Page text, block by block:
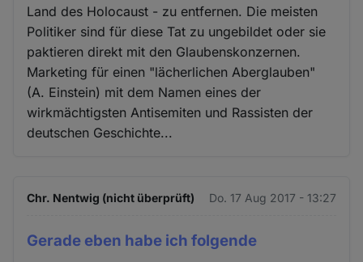
Land des Holocaust - zu entfernen. Die meisten
Politiker sind für diese Tat zu ungebildet oder sie
paktieren direkt mit den Glaubenskonzernen.
Marketing für einen "lächerlichen Aberglauben"
(A. Einstein) mit dem Namen eines der
wirkmächtigsten Antisemiten und Rassisten der
deutschen Geschichte...
Chr. Nentwig (nicht überprüft) Do. 17 Aug 2017 - 13:27
Gerade eben habe ich folgende